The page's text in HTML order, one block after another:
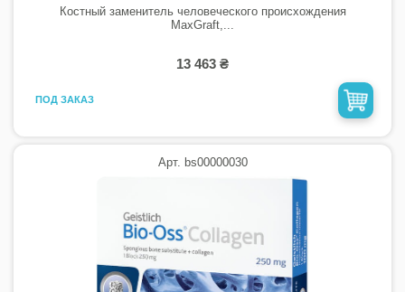
Костный заменитель человеческого происхождения
MaxGraft,...
13 463 ₴
ПОД ЗАКАЗ
Арт. bs00000030